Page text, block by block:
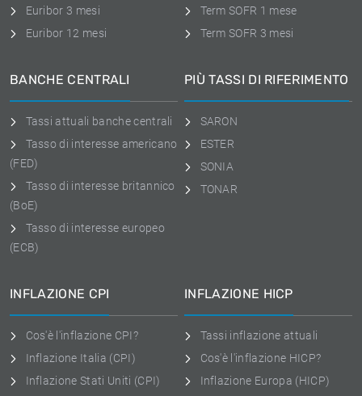
Euribor 3 mesi
Euribor 12 mesi
Term SOFR 1 mese
Term SOFR 3 mesi
BANCHE CENTRALI
Tassi attuali banche centrali
Tasso di interesse americano
(FED)
Tasso di interesse britannico
(BoE)
Tasso di interesse europeo
(ECB)
PIÙ TASSI DI RIFERIMENTO
SARON
ESTER
SONIA
TONAR
INFLAZIONE CPI
Cos'è l'inflazione CPI?
Inflazione Italia (CPI)
Inflazione Stati Uniti (CPI)
INFLAZIONE HICP
Tassi inflazione attuali
Cos'è l'inflazione HICP?
Inflazione Europa (HICP)